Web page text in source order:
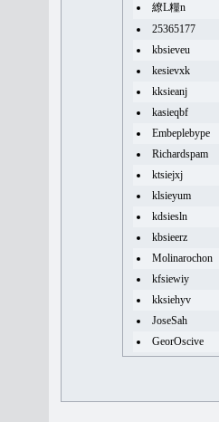
繚L糧n
25365177
kbsieveu
kesievxk
kksieanj
kasieqbf
Embeplebype
Richardspam
ktsiejxj
klsieyum
kdsiesln
kbsieerz
Molinarochon
kfsiewiy
kksiehyv
JoseSah
GeorOscive